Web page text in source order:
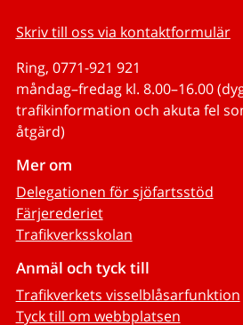
Skriv till oss via kontaktformulär
Ring, 0771-921 921
måndag–fredag kl. 8.00–16.00
trafikinformation och akuta fel
åtgärd)
Mer om
Delegationen för sjöfartsstöd
Färjerederiet
Trafikverksskolan
Anmäl och tyck till
Trafikverkets visselblåsarfunktion
Tyck till om webbplatsen